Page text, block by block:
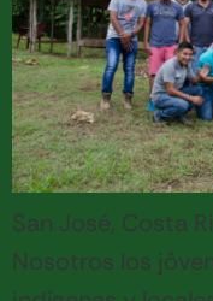
San José, Costa
Nosotros los